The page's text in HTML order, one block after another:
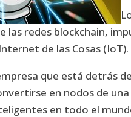
las redes blockchain,
de las Cosas (IoT).
que está detrás
en nodos de
en todo el